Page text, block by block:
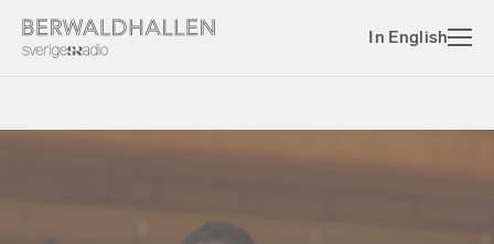
In English